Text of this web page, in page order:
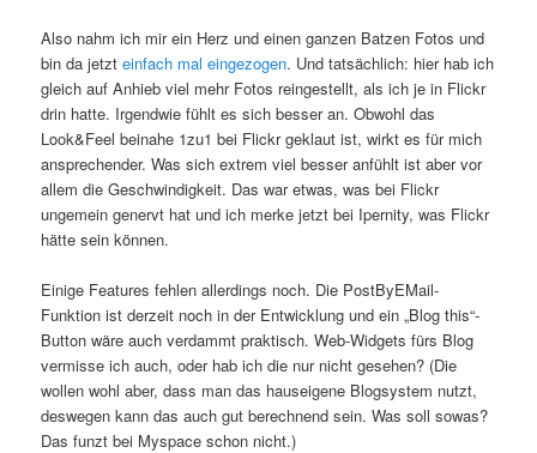
Also nahm ich mir ein Herz und einen ganzen Batzen Fotos und
bin da jetzteinfach mal eingezogen. Und tatsächlich: hier hab ich
gleich auf Anhieb viel mehr Fotos reingestellt, als ich je in Flickr
drin hatte. Irgendwie fühlt es sich besser an. Obwohl das
Look&Feel beinahe 1zu1 bei Flickr geklaut ist, wirkt es für mich
ansprechender. Was sich extrem viel besser anfühlt ist aber vor
allem die Geschwindigkeit. Das war etwas, was bei Flickr
ungemein genervt hat und ich merke jetzt bei Ipernity, was Flickr
hätte sein können.
Einige Features fehlen allerdings noch. Die PostByEMail-
Funktion ist derzeit noch in der Entwicklung und ein „Blog this“-
Button wäre auch verdammt praktisch. Web-Widgets fürs Blog
vermisse ich auch, oder hab ich die nur nicht gesehen? (Die
wollen wohl aber, dass man das hauseigene Blogsystem nutzt,
deswegen kann das auch gut berechnend sein. Was soll sowas?
Das funzt bei Myspace schon nicht.)